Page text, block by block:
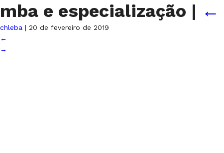
mba e especialização | ←
chleba | 20 de fevereiro de 2019
←
→